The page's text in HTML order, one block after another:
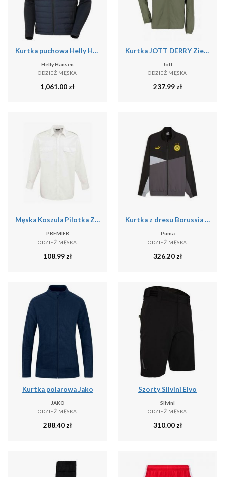
Kurtka puchowa Helly Hansen Arctic Ocean Hybrid
Helly Hansen
ODZIEŻ MĘSKA
1,061.00 zł
Kurtka JOTT DERRY Zielony
Jott
ODZIEŻ MĘSKA
237.99 zł
Męska Koszula Pilotka Z Długim Rękawem
PREMIER
ODZIEŻ MĘSKA
108.99 zł
Kurtka z dresu Borussia Dortmund 2023/24
Puma
ODZIEŻ MĘSKA
326.20 zł
Kurtka polarowa Jako
JAKO
ODZIEŻ MĘSKA
288.40 zł
Szorty Silvini Elvo
Silvini
ODZIEŻ MĘSKA
310.00 zł